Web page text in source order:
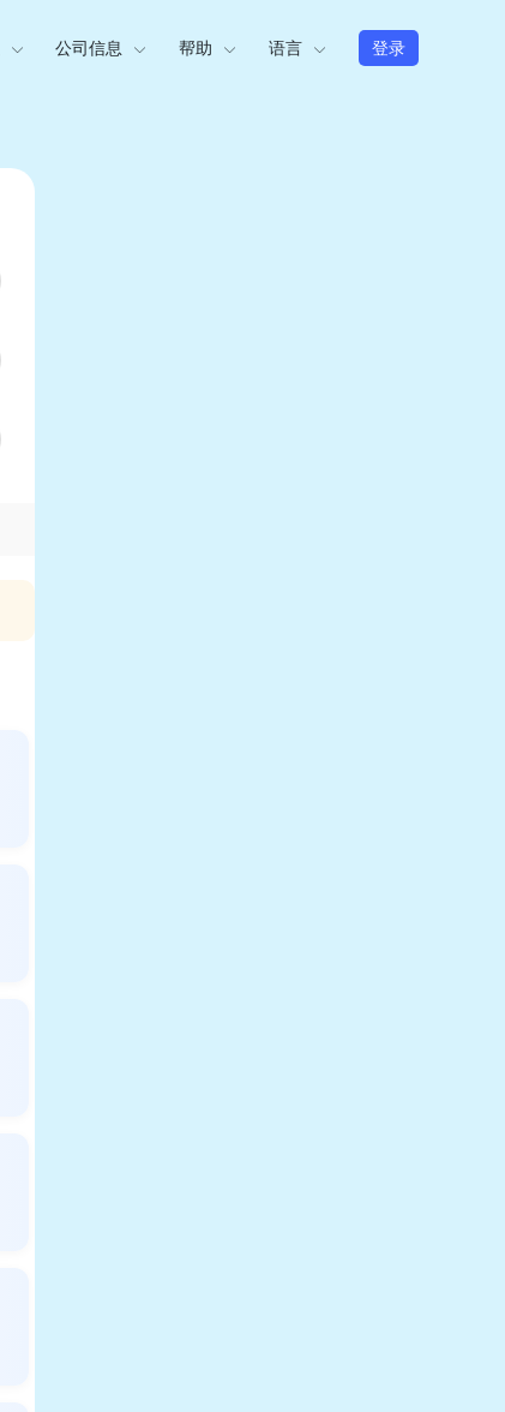
公司信息 帮助 语言 登录